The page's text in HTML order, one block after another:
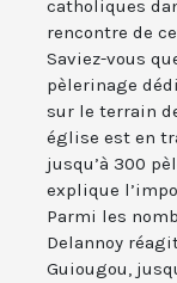
catholiques
rencontre de
Saviez-vous
pèlerinage
sur le terrain
église est en
jusqu’à 300
explique
Parmi les
Delannoy
Guiougou,